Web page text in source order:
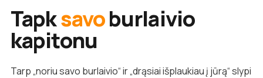
Tapksavoburlaivio
kapitonu
Tarp „noriu savo burlaivio“ ir „drąsiai išplaukiau į jūrą“ slypi